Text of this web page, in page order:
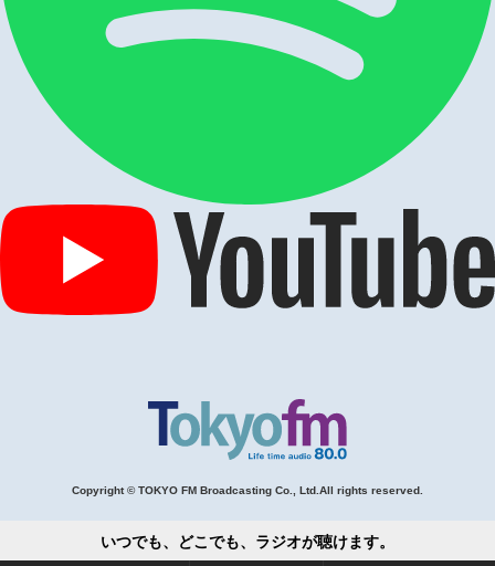
Copyright © TOKYO FM Broadcasting Co., Ltd.All rights reserved.
いつでも、どこでも、ラジオが聴けます。